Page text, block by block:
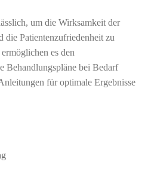
um die Wirksamkeit der
die Patientenzufriedenheit zu
es den
Behandlungspläne bei Bedarf
für optimale Ergebnisse